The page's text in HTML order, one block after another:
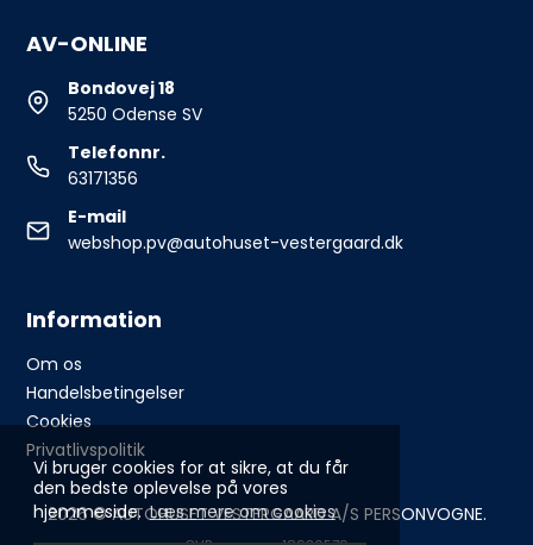
Vi bruger cookies for at sikre, at du får
den bedste oplevelse på vores
hjemmeside.Læs mere om cookies
AV-ONLINE
Bondovej 18
5250 Odense SV
Telefonnr.
63171356
E-mail
webshop.pv@autohuset-vestergaard.dk
Information
Om os
Handelsbetingelser
Cookies
Privatlivspolitik
2026 © AUTOHUSET VESTERGAARD A/S PERSONVOGNE.